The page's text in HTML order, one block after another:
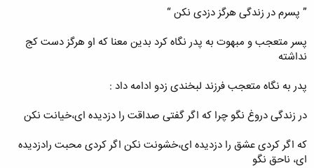
” ﭘﺴﺮﻡ ﺩﺭ ﺯﻧﺪﮔﯽ ﻫﺮﮔﺰ ﺩﺯﺩﯼ ﻧﮑﻦ “
ﭘﺴﺮ ﻣﺘﻌﺠﺐ ﻭ ﻣﺒﻬﻮﺕ ﺑﻪ ﭘﺪﺭ ﻧﮕﺎﻩ ﮐﺮﺩ ﺑﺪﯾﻦ ﻣﻌﻨﺎ ﮐﻪ ﺍﻭ ﻫﺮﮔﺰ ﺩﺳﺖ ﮐﺞ
ﻧﺪﺍﺷﺘﻪ
ﭘﺪﺭ ﺑﻪ ﻧﮕﺎﻩ ﻣﺘﻌﺠﺐ ﻓﺮﺯﻧﺪ ﻟﺒﺨﻨﺪﯼ ﺯﺩﻭ ﺍﺩﺍﻣﻪ ﺩﺍﺩ :
ﺩﺭ ﺯﻧﺪﮔﯽ ﺩﺭﻭﻍ ﻧﮕﻮ ﭼﺮﺍ ﮐﻪ ﺍﮔﺮ ﮔﻔﺘﯽ ﺻﺪﺍﻗﺖ ﺭﺍ ﺩﺯﺩﯾﺪﻩ ﺍﯼ،ﺧﯿﺎﻧﺖ ﻧﮑﻦ
ﮐﻪ ﺍﮔﺮ ﮐﺮﺩﯼ ﻋﺸﻖ ﺭﺍ ﺩﺯﺩﯾﺪﻩ ﺍﯼ،ﺧﺸﻮﻧﺖ ﻧﮑﻦ ﺍﮔﺮ ﮐﺮﺩﯼ ﻣﺤﺒﺖ ﺭﺍﺩﺯﺩﯾﺪﻩ
ﺍﯼ، ﻧﺎﺣﻖ ﻧﮕﻮ